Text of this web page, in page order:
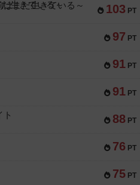
103 PT
まだ生きている～
97 PT
91 PT
91 PT
88 PT
76 PT
75 PT